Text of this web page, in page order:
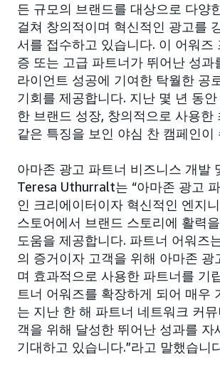
든 규모의 브랜드를 대상으로 다양
걸쳐 창의적이며 혁신적인 광고를
서를 접수하고 있습니다. 이 어워즈
증 또는 고급 파트너가 뛰어난 성과
라이언트 성공에 기여한 탁월한 공
기회를 제공합니다. 지난 몇 년 동
한 브랜드 성장, 창의적으로 사용한
같은 특징을 보인 야심 찬 캠페인이
아마존 광고 파트너 비즈니스 개발
Teresa Uthurralt는 “아마존 광고
인 크리에이터이자 혁신적인 엔지
스토어에서 브랜드 스토리에 활력
도움을 제공합니다. 파트너 어워즈
의 증거이자 고객을 위해 아마존 광
며 효과적으로 사용한 파트너를 기
트너 어워즈를 확장하게 되어 매우
는 지난 한 해 파트너 네트워크 커
객을 위해 달성한 뛰어난 성과를 자
기대하고 있습니다.”라고 말했습니